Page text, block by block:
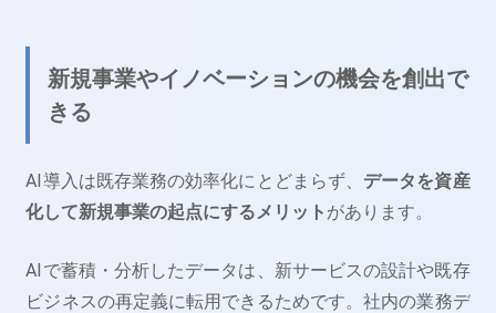
新規事業やイノベーションの機会を創出で
きる
AI導入は既存業務の効率化にとどまらず、 データを資産
化して新規事業の起点にするメリット があります。
AIで蓄積・分析したデータは、新サービスの設計や既存
ビジネスの再定義に転用できるためです。社内の業務デ